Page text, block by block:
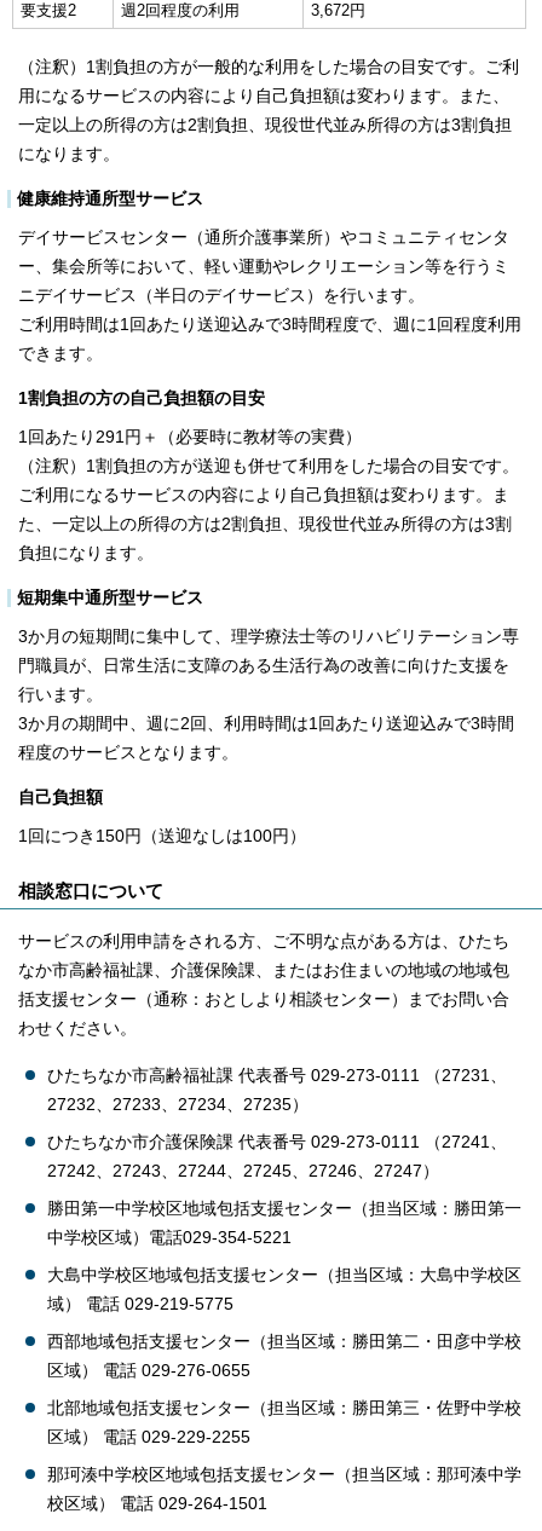
要支援2 週2回程度の利用 3,672円
（注釈）1割負担の方が一般的な利用をした場合の目安です。ご利
用になるサービスの内容により自己負担額は変わります。また、
一定以上の所得の方は2割負担、現役世代並み所得の方は3割負担
になります。
健康維持通所型サービス
デイサービスセンター（通所介護事業所）やコミュニティセンタ
ー、集会所等において、軽い運動やレクリエーション等を行うミ
ニデイサービス（半日のデイサービス）を行います。
ご利用時間は1回あたり送迎込みで3時間程度で、週に1回程度利用
できます。
1割負担の方の自己負担額の目安
1回あたり291円＋（必要時に教材等の実費）
（注釈）1割負担の方が送迎も併せて利用をした場合の目安です。
ご利用になるサービスの内容により自己負担額は変わります。ま
た、一定以上の所得の方は2割負担、現役世代並み所得の方は3割
負担になります。
短期集中通所型サービス
3か月の短期間に集中して、理学療法士等のリハビリテーション専
門職員が、日常生活に支障のある生活行為の改善に向けた支援を
行います。
3か月の期間中、週に2回、利用時間は1回あたり送迎込みで3時間
程度のサービスとなります。
自己負担額
1回につき150円（送迎なしは100円）
相談窓口について
サービスの利用申請をされる方、ご不明な点がある方は、ひたち
なか市高齢福祉課、介護保険課、またはお住まいの地域の地域包
括支援センター（通称：おとしより相談センター）までお問い合
わせください。
ひたちなか市高齢福祉課 代表番号 029-273-0111 （27231、
27232、27233、27234、27235）
ひたちなか市介護保険課 代表番号 029-273-0111 （27241、
27242、27243、27244、27245、27246、27247）
勝田第一中学校区地域包括支援センター（担当区域：勝田第一
中学校区域）電話029-354-5221
大島中学校区地域包括支援センター（担当区域：大島中学校区
域） 電話 029-219-5775
西部地域包括支援センター（担当区域：勝田第二・田彦中学校
区域） 電話 029-276-0655
北部地域包括支援センター（担当区域：勝田第三・佐野中学校
区域） 電話 029-229-2255
那珂湊中学校区地域包括支援センター（担当区域：那珂湊中学
校区域） 電話 029-264-1501